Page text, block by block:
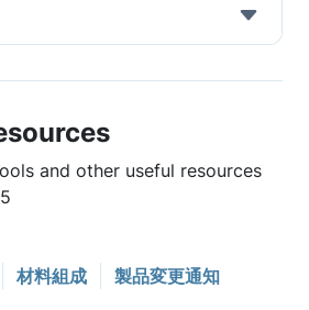
and other useful resources
材料組成 製品変更通知